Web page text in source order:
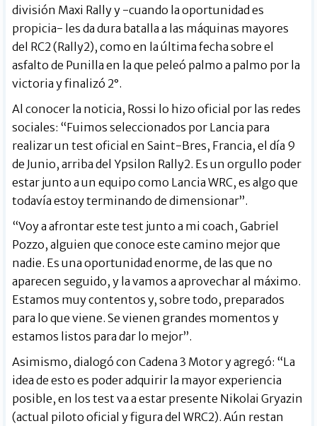
división Maxi Rally y -cuando la oportunidad es
propicia- les da dura batalla a las máquinas mayores
del RC2 (Rally2), como en la última fecha sobre el
asfalto de Punilla en la que peleó palmo a palmo por la
victoria y finalizó 2°.
Al conocer la noticia, Rossi lo hizo oficial por las redes
sociales: “Fuimos seleccionados por Lancia para
realizar un test oficial en Saint-Bres, Francia, el día 9
de Junio, arriba del Ypsilon Rally2. Es un orgullo poder
estar junto a un equipo como Lancia WRC, es algo que
todavía estoy terminando de dimensionar”.
“Voy a afrontar este test junto a mi coach, Gabriel
Pozzo, alguien que conoce este camino mejor que
nadie. Es una oportunidad enorme, de las que no
aparecen seguido, y la vamos a aprovechar al máximo.
Estamos muy contentos y, sobre todo, preparados
para lo que viene. Se vienen grandes momentos y
estamos listos para dar lo mejor”.
Asimismo, dialogó con Cadena 3 Motor y agregó: “La
idea de esto es poder adquirir la mayor experiencia
posible, en los test va a estar presente Nikolai Gryazin
(actual piloto oficial y figura del WRC2). Aún restan